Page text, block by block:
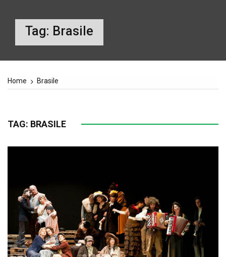
Tag: Brasile
Home Brasile
TAG: BRASILE